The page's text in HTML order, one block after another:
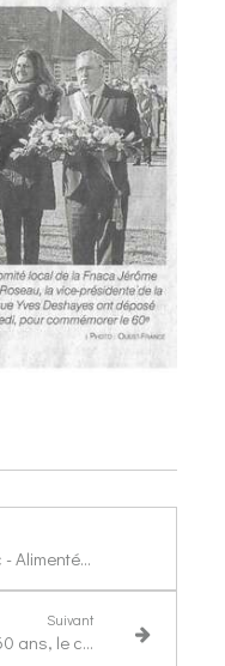
Courtonne-la-Meurdrac - Alimentée en circuit court, la chaufferie bois chauffe les bâtiments de la commune
Suivant
Pont-l'Évêque - Il y a tout juste 60 ans, le cessez-le-feur était déclaré en Algérie